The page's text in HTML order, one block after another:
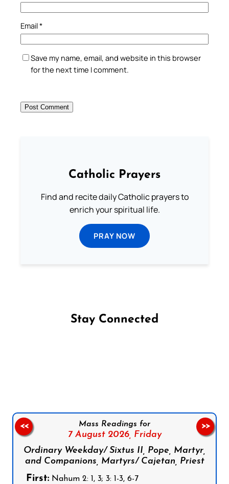
Email*
Save my name, email, and website in this browser
for the next time I comment.
Catholic Prayers
Find and recite daily Catholic prayers to
enrich your spiritual life.
PRAY NOW
Stay Connected
Mass Readings for
7 August 2026, Friday
Ordinary Weekday/ Sixtus II, Pope, Martyr,
and Companions, Martyrs/ Cajetan, Priest
First: Nahum 2: 1, 3; 3: 1-3, 6-7
<< >>